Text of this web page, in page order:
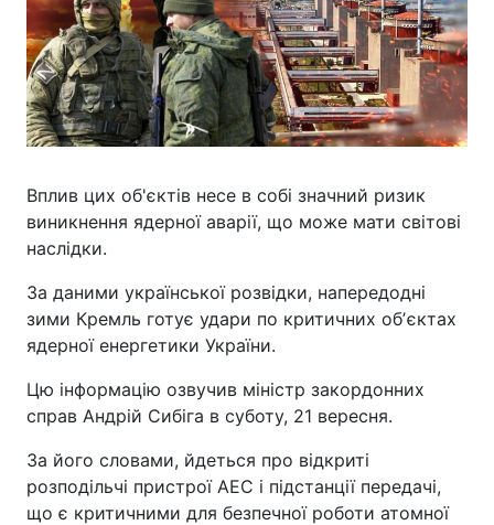
Вплив цих об'єктів несе в собі значний ризик
виникнення ядерної аварії, що може мати світові
наслідки.
За даними української розвідки, напередодні
зими Кремль готує удари по критичних обʼєктах
ядерної енергетики України.
Цю інформацію озвучив міністр закордонних
справ Андрій Сибіга в суботу, 21 вересня.
За його словами, йдеться про відкриті
розподільчі пристрої АЕС і підстанції передачі,
що є критичними для безпечної роботи атомної